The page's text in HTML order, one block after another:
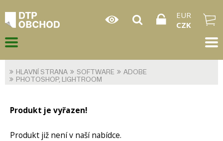
EUR
CZK
HLAVNÍ STRANA SOFTWARE
ADOBE
PHOTOSHOP, LIGHTROOM
Produkt je vyřazen!
Produkt již není v naší nabídce.